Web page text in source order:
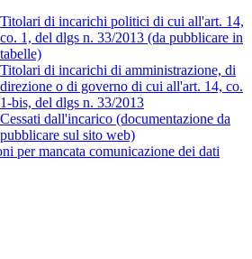
Titolari di incarichi politici di cui all'art. 14,
co. 1, del dlgs n. 33/2013 (da pubblicare in
tabelle)
Titolari di incarichi di amministrazione, di
direzione o di governo di cui all'art. 14, co.
1-bis, del dlgs n. 33/2013
Cessati dall'incarico (documentazione da
pubblicare sul sito web)
per mancata comunicazione dei dati